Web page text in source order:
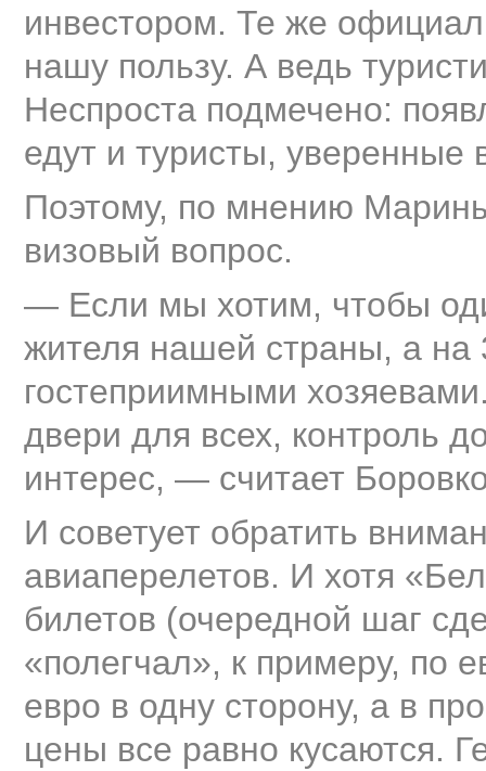
инвестором. Те же
нашу пользу. А ведь
Неспроста подмечено:
едут и туристы, уверенные
Поэтому, по мнению
визовый вопрос.
— Если мы хотим, чтобы
жителя нашей страны, а
гостеприимными
двери для всех, контроль
интерес, — считает
И советует обратить
авиаперелетов. И хотя
билетов (очередной шаг
«полегчал», к примеру, по
евро в одну сторону, а в
цены все равно кусаются.